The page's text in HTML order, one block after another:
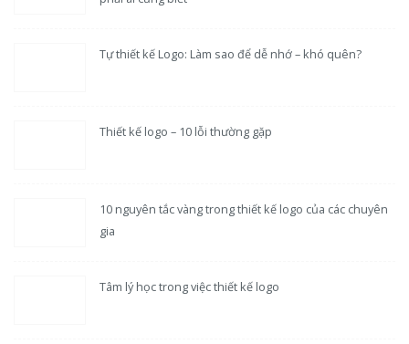
Tự thiết kế Logo: Làm sao để dễ nhớ – khó quên?
Thiết kế logo – 10 lỗi thường gặp
10 nguyên tắc vàng trong thiết kế logo của các chuyên
gia
Tâm lý học trong việc thiết kế logo